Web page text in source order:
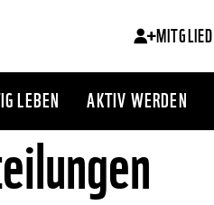
LEBEN AKTIV WERDEN